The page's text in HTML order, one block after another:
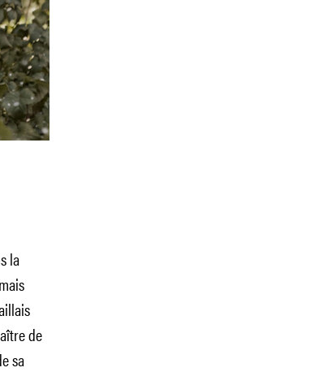
la
de
sa